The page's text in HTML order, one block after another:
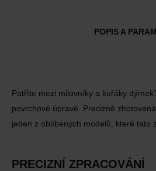
POPIS A
Patříte mezi milovníky a kuřáky
povrchové úpravě. Precizně
jeden z oblíbených modelů, které tato
PRECIZNÍ ZPRACOVÁNÍ